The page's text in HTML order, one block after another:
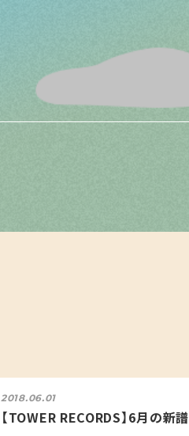
2018.06.01
【TOWER RECORDS】6月の新譜